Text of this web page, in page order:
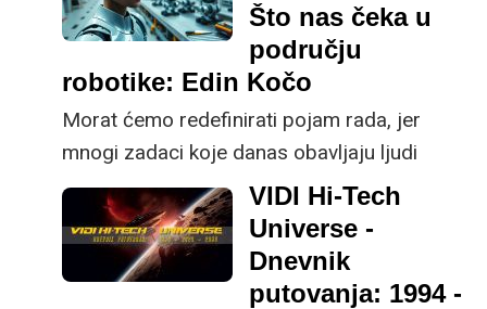
Što nas čeka u
području
robotike: Edin Kočo
Morat ćemo redefinirati pojam rada, jer
mnogi zadaci koje danas obavljaju ljudi
postat će automatizirani, rekao je Edin Kočo
- Chief Robotics Officer iz tvrtke Gideon
Brothers.
VIDI Hi-Tech
Universe -
Dnevnik
putovanja: 1994 -